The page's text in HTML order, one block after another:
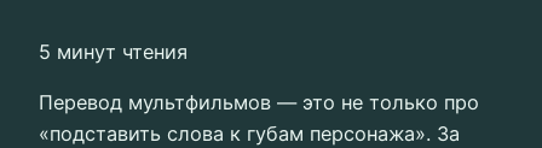
5 минут чтения
Перевод мультфильмов — это не только про
«подставить слова к губам персонажа». За